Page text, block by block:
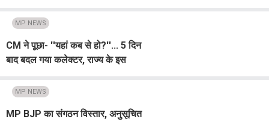
MP NEWS
CM ने पूछा- ''यहां कब से हो?''... 5 दिन
बाद बदल गया कलेक्टर, राज्य के इस
MP NEWS
MP BJP का संगठन विस्तार, अनुसूचित